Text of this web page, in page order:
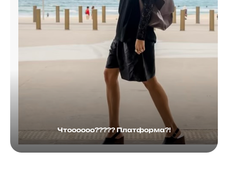
Чтоооооо????? Платформа?!